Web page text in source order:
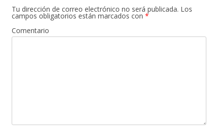
Tu dirección de correo electrónico no será publicada. Los
campos obligatorios están marcados con *
Comentario